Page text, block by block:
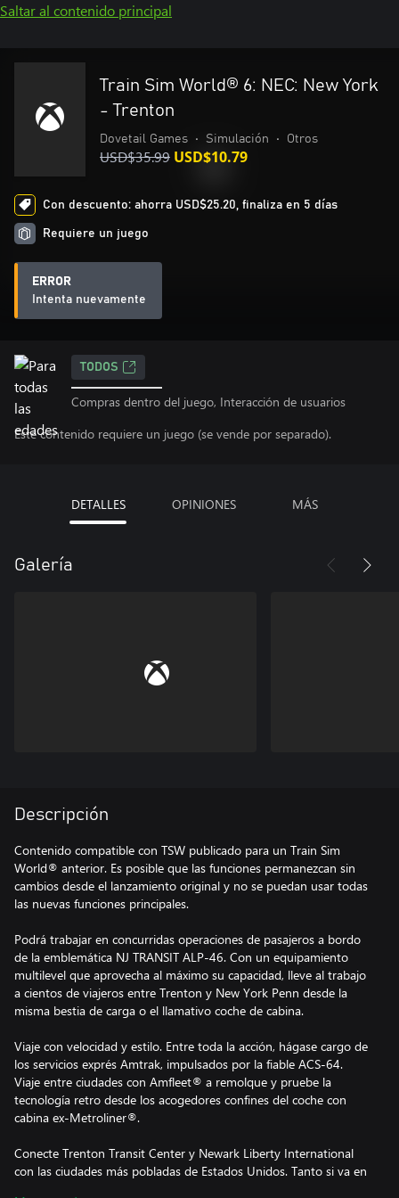
Saltar al contenido principal
Train Sim World® 6: NEC: New York
- Trenton
Dovetail Games • Simulación • Otros
USD$35.99 USD$10.79
Con descuento: ahorra USD$25.20, finaliza en 5 días
Requiere un juego
ERROR
Intenta nuevamente
TODOS
Compras dentro del juego, Interacción de usuarios
Este contenido requiere un juego (se vende por separado).
DETALLES OPINIONES MÁS
Galería
Descripción
Contenido compatible con TSW publicado para un Train Sim
World® anterior. Es posible que las funciones permanezcan sin
cambios desde el lanzamiento original y no se puedan usar todas
las nuevas funciones principales.
Podrá trabajar en concurridas operaciones de pasajeros a bordo
de la emblemática NJ TRANSIT ALP-46. Con un equipamiento
multilevel que aprovecha al máximo su capacidad, lleve al trabajo
a cientos de viajeros entre Trenton y New York Penn desde la
misma bestia de carga o el llamativo coche de cabina.
Viaje con velocidad y estilo. Entre toda la acción, hágase cargo de
los servicios exprés Amtrak, impulsados por la fiable ACS-64.
Viaje entre ciudades con Amfleet® a remolque y pruebe la
tecnología retro desde los acogedores confines del coche con
cabina ex-Metroliner®.
Conecte Trenton Transit Center y Newark Liberty International
con las ciudades más pobladas de Estados Unidos. Tanto si va en